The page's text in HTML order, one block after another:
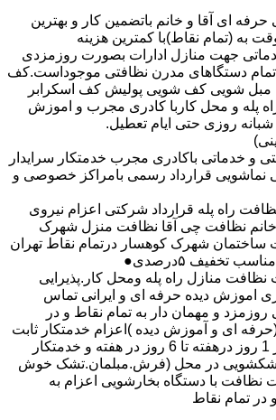
حرفه ای آقا و خانم باتضمین کار و بهترین
به (تمام نقاط)با کمترین هزینه
جهت منازل ادارات بصورت روزمزدی
تمام دستگاهای مدرن نظافتی موجوداست.کف
مبل شویی کف شویی پولیش کف اسکرابر
پله و محل کاربا کادری مجرب و اموزش
روزی حتی ایام تعطیل.
و خدماتی باکادری مجرب خدمتکار سرایدار
نماشویی قرارداد رسمی بامراکز خصوصی و
راه پله قرارداد شرکتی اعزام نیروی
نظافت چی آقا نظافت منزل شهرک
ساختمان شهرک کوهسار درتمام نقاط تهران
تخفیف ۵درصدی●
نظافت منازل راه پله ومحل کار.پذیرایی
اموزش دیده حرفه ای و ایرانی تماس
روزمزد و مهمان دار به تمام نقاط و در
ای و آموزش دیده )اعزام خدمتکار ثابت
روزانه (خانم)از 1 روز درهفته تا 6 روز در هفته و خدمتکار
در محل (فرش.مبلمان.تشک خوش
با دستگاه بخارشویی اعزام به
در تمام نقاط